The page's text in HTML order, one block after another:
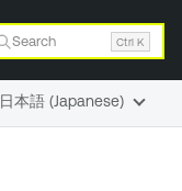
Search Ctrl K
日本語 (Japanese)